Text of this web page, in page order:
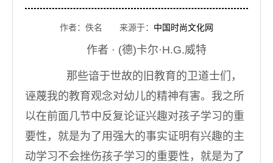
作者：佚名 来源于： 中国时尚文化网
作者 · (德)卡尔·H.G.威特
那些谙于世故的旧教育的卫道士们，
诬蔑我的教育观念对幼儿的精神有害。我之所
以在前面几节中反复论证兴趣对孩子学习的重
要性，就是为了用强大的事实证明有兴趣的主
动学习不会挫伤孩子学习的重要性，就是为了